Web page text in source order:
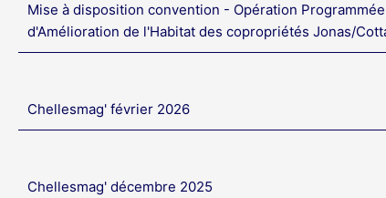
Mise à disposition convention - Opération Programmée
d'Amélioration de l'Habitat des copropriétés Jonas/
Chellesmag' février 2026
Chellesmag' décembre 2025